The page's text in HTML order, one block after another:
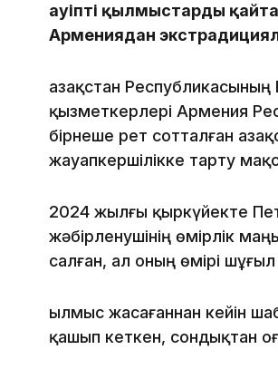
Қауіпті қылмыстарды
Армениядан
Қазақстан Республикасының
қызметкерлері Армения
бірнеше рет сотталған
жауапкершілікке тарту
2024 жылғы қыркүйекте
жәбірленушінің өмірлік
салған, ал оның өмірі
Қылмыс жасағаннан кейін
қашып кеткен, сондықтан